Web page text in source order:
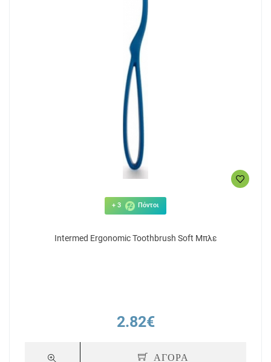
+ 3 Πόντοι
Intermed Ergonomic Toothbrush Soft Μπλε
2.82€
ΑΓΟΡΑ